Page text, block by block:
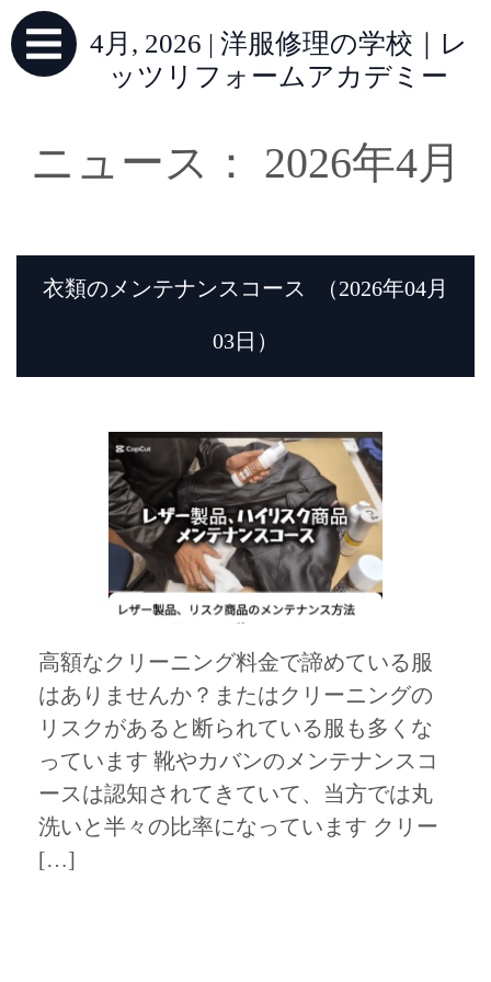
4月, 2026 | 洋服修理の学校｜レ
ッツリフォームアカデミー
ニュース： 2026年4月
衣類のメンテナンスコース （2026年04月
03日）
高額なクリーニング料金で諦めている服
はありませんか？またはクリーニングの
リスクがあると断られている服も多くな
っています 靴やカバンのメンテナンスコ
ースは認知されてきていて、当方では丸
洗いと半々の比率になっています クリー
[…]